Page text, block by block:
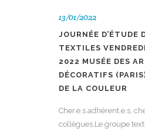
13/01/2022
JOURNÉE D’ÉTUDE
TEXTILES
2022 MUSÉE DES
DÉCORATIFS
DE LA COULEUR
Cher.e.s adhérent.e.s,
collègues,Le groupe